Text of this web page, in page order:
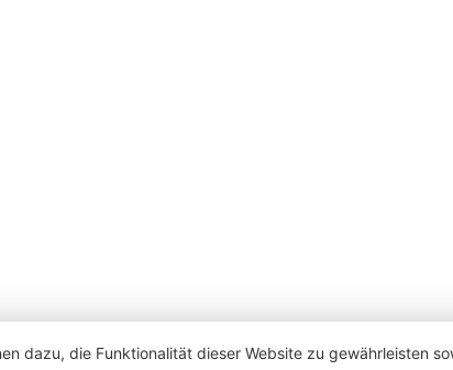
dazu, die Funktionalität dieser Website zu gewährleisten